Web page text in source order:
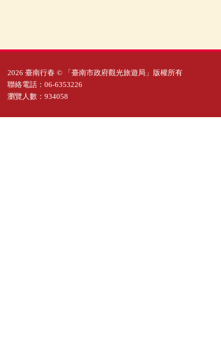
2026 臺南行春 © 「臺南市政府觀光旅遊局」版權所有
聯絡電話：06-6353226
瀏覽人數：934058